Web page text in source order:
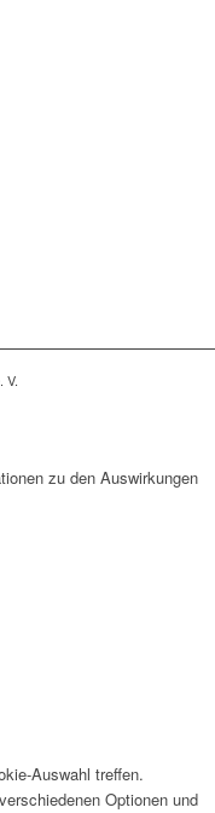
V.
zu den Auswirkungen
Auswahl treffen.
Optionen und